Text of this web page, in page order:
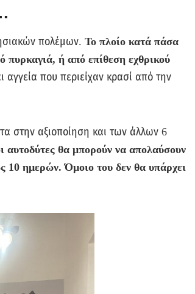
πολέμων. Το πλοίο κατά πάσα
πυρκαγιά, ή από επίθεση εχθρικού
που περιείχαν κρασί από την
στην αξιοποίηση και των άλλων 6
αυτοδύτες θα μπορούν να απολαύσουν
10 ημερών. Όμοιο του δεν θα υπάρχει